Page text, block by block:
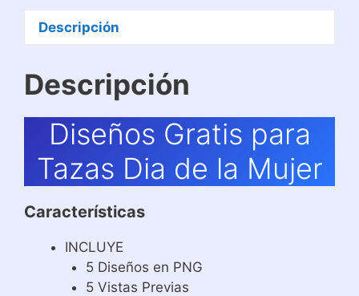
Descripción
Descripción
Diseños Gratis para
Tazas Dia de la Mujer
Características
INCLUYE
5 Diseños en PNG
5 Vistas Previas